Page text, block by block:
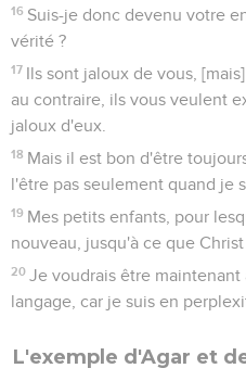
16 Suis-je donc devenu votre
vérité ?
17 Ils sont jaloux de vous,
au contraire, ils vous veulent
jaloux d'eux.
18 Mais il est bon d'être
l'être pas seulement quand je
19 Mes petits enfants, pour
nouveau, jusqu'à ce que
20 Je voudrais être
langage, car je suis en
L'exemple d'Agar et